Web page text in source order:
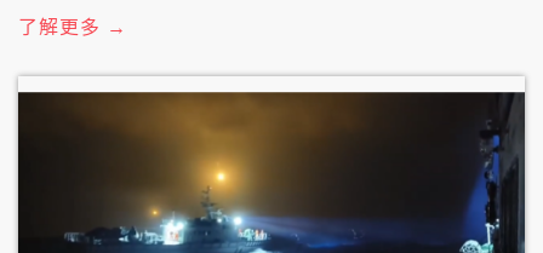
禱。針對防寒衣、自動防挵地系統的問題，空軍回應，
1300領防寒飛行衫有咧交貨，3月底完成，國防部長顧
了解更多 →